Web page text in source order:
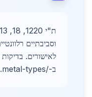
לאישורים.
ב-/metal-types.